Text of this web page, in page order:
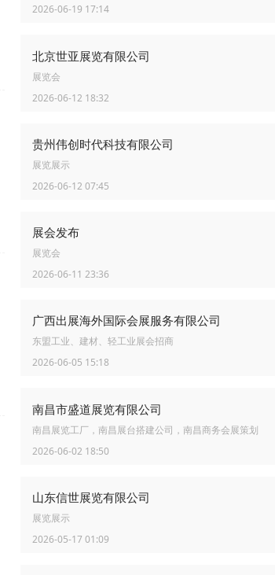
2026-06-19 17:14
北京世亚展览有限公司
展览会
2026-06-12 18:32
贵州伟创时代科技有限公司
展览展示
2026-06-12 07:45
展会发布
展览会
2026-06-11 23:36
广西出展海外国际会展服务有限公司
东盟工业、建材、轻工业展会招商
2026-06-05 15:18
南昌市盛道展览有限公司
南昌展览工厂，南昌展台搭建公司，南昌商务会展策划
2026-06-02 18:50
山东信世展览有限公司
展览展示
2026-05-17 01:09